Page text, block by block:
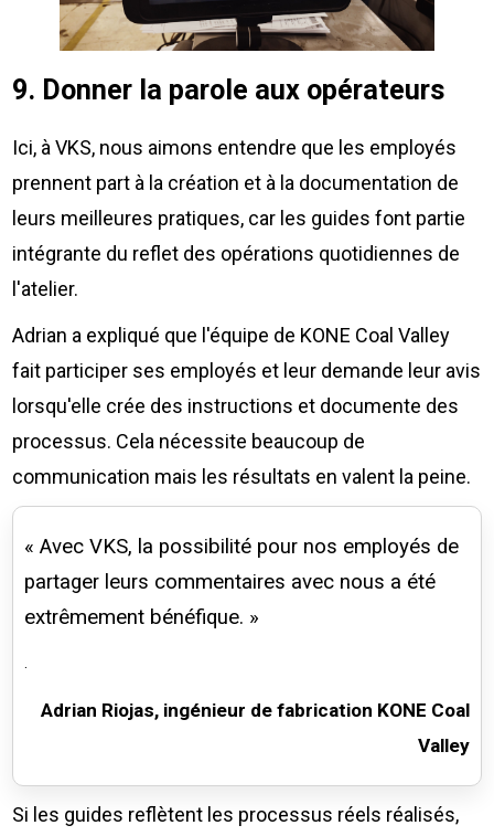
9. Donner la parole aux opérateurs
Ici, à VKS, nous aimons entendre que les employés
prennent part à la création et à la documentation de
leurs meilleures pratiques, car les guides font partie
intégrante du reflet des opérations quotidiennes de
l'atelier.
Adrian a expliqué que l'équipe de KONE Coal Valley
fait participer ses employés et leur demande leur avis
lorsqu'elle crée des instructions et documente des
processus. Cela nécessite beaucoup de
communication mais les résultats en valent la peine.
« Avec VKS, la possibilité pour nos employés de
partager leurs commentaires avec nous a été
extrêmement bénéfique. »
.
Adrian Riojas, ingénieur de fabrication KONE Coal
Valley
Si les guides reflètent les processus réels réalisés,